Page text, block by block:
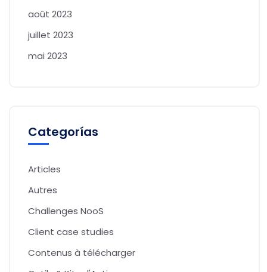
août 2023
juillet 2023
mai 2023
Categorías
Articles
Autres
Challenges NooS
Client case studies
Contenus à télécharger